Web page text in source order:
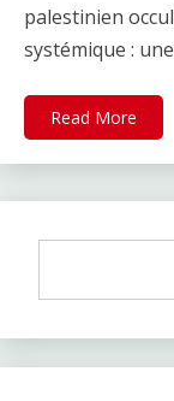
palestinien
systémique :
Read More